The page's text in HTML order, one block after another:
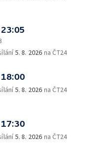
5. 8. 2026 na ČT24
5. 8. 2026 na ČT24
5. 8. 2026 na ČT24